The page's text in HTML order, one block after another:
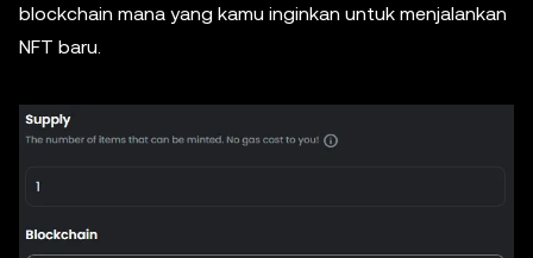
blockchain mana yang kamu inginkan untuk menjalankan
NFT baru.